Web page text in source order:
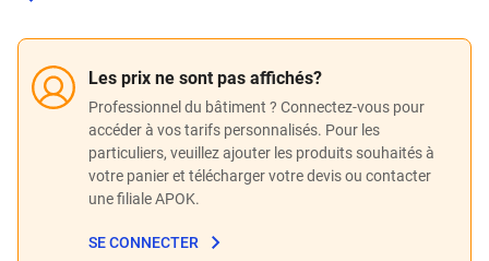
Les prix ne sont pas affichés?
Professionnel du bâtiment ? Connectez-vous pour
accéder à vos tarifs personnalisés. Pour les
particuliers, veuillez ajouter les produits souhaités à
votre panier et télécharger votre devis ou contacter
une filiale APOK.
SE CONNECTER